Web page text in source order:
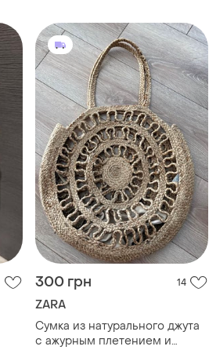
300 грн 14
ZARA
Сумка из натурального джута
с ажурным плетением и